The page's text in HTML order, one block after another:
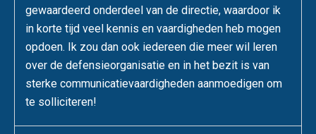
gewaardeerd onderdeel van de directie, waardoor ik
in korte tijd veel kennis en vaardigheden heb mogen
opdoen. Ik zou dan ook iedereen die meer wil leren
over de defensieorganisatie en in het bezit is van
sterke communicatievaardigheden aanmoedigen om
te solliciteren!